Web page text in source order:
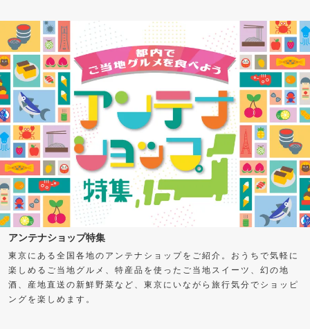
アンテナショップ特集
東京にある全国各地のアンテナショップをご紹介。おうちで気軽に
楽しめるご当地グルメ、特産品を使ったご当地スイーツ、幻の地
酒、産地直送の新鮮野菜など、東京にいながら旅行気分でショッピ
ングを楽しめます。